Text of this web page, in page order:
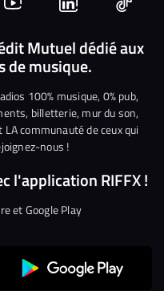
Nous
rejoindre
sur
YouTube
Nous
rejoindre
sur
Linkedin
Nous
Mutuel dédié aux
de musique.
100% musique, 0% pub,
billetterie, mur du son,
communauté de ceux qui
nous !
l'application RIFFX !
et Google Play